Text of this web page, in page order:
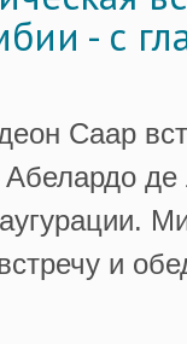
- с
Саар
и